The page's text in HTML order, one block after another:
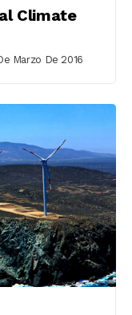
Climate
Marzo De 2016